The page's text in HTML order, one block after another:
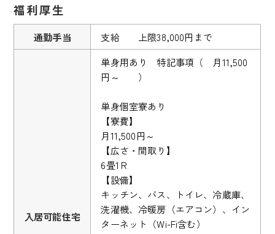
福利厚生
通勤手当 支給 上限38,000円まで
入居可能住宅
単身用あり 特記事項（ 月11,500
円～ ）
単身個室寮あり
【寮費】
月11,500円～
【広さ・間取り】
6畳1Ｒ
【設備】
キッチン、バス、トイレ、冷蔵庫、
洗濯機、冷暖房（エアコン）、イン
ターネット（Wi-Fi含む）